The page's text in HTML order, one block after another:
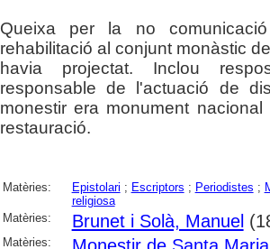
Queixa per la no
rehabilitació al conjunt monàstic
havia projectat. Inclou
responsable de l'actuació de
monestir era monument
restauració.
Matèries: Epistolari ; Escriptors ; Periodistes ;
religiosa
Matèries:
Brunet i Solà, Manuel
Matèries: